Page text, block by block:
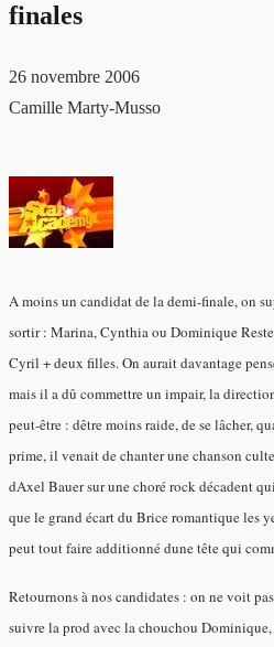
finales
26 novembre 2006
Camille Marty-Musso
A moins un candidat de la demi-finale, on
sortir : Marina, Cynthia ou Dominique
Cyril + deux filles. On aurait davantage
mais il a dû commettre un impair, la
peut-être : dêtre moins raide, de se lâcher,
prime, il venait de chanter une chanson
dAxel Bauer sur une choré rock décadent
que le grand écart du Brice romantique les
peut tout faire additionné dune tête qui
Retournons à nos candidates : on ne voit
suivre la prod avec la chouchou